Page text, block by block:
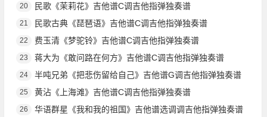
20 民歌《茉莉花》吉他谱C调吉他指弹独奏谱
21 民歌古典《琵琶语》吉他谱C调吉他指弹独奏谱
22 费玉清《梦驼铃》吉他谱C调吉他指弹独奏谱
23 蒋大为《敢问路在何方》吉他谱C调吉他指弹独奏谱
24 半吨兄弟《把悲伤留给自己》吉他谱G调吉他指弹独奏谱
25 黄沾《上海滩》吉他谱C调吉他指弹独奏谱
26 华语群星《我和我的祖国》吉他谱选调调吉他指弹独奏谱